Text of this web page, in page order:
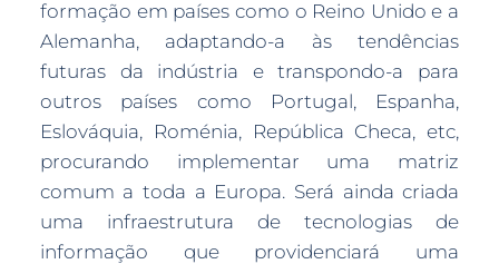
formação em países como o Reino Unido e a
Alemanha, adaptando-a às tendências
futuras da indústria e transpondo-a para
outros países como Portugal, Espanha,
Eslováquia, Roménia, República Checa, etc,
procurando implementar uma matriz
comum a toda a Europa. Será ainda criada
uma infraestrutura de tecnologias de
informação que providenciará uma